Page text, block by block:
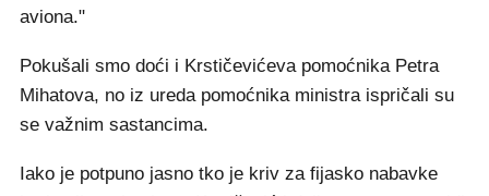
aviona."
Pokušali smo doći i Krstičevićeva pomoćnika Petra
Mihatova, no iz ureda pomoćnika ministra ispričali su
se važnim sastancima.
Iako je potpuno jasno tko je kriv za fijasko nabavke